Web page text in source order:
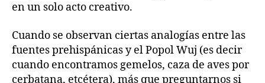
en un solo acto creativo.
Cuando se observan ciertas analogías entre las
fuentes prehispánicas y el Popol Wuj (es decir
cuando encontramos gemelos, caza de aves por
cerbatana, etcétera), más que preguntarnos si